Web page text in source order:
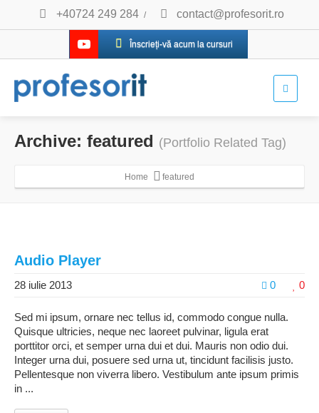
+40724 249 284 / contact@profesorit.ro
Înscrieți-vă acum la cursuri
Archive: featured (Portfolio Related Tag)
Home featured
Audio Player
0 0
28 iulie 2013
Sed mi ipsum, ornare nec tellus id, commodo congue nulla.
Quisque ultricies, neque nec laoreet pulvinar, ligula erat
porttitor orci, et semper urna dui et dui. Mauris non odio dui.
Integer urna dui, posuere sed urna ut, tincidunt facilisis justo.
Pellentesque non viverra libero. Vestibulum ante ipsum primis
in ...